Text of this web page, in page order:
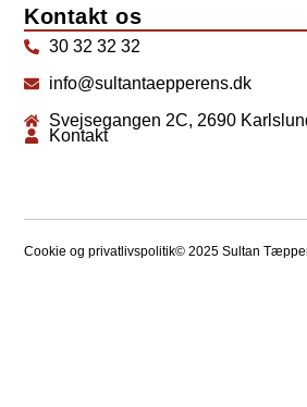
Kontakt os
30 32 32 32
info@sultantaepperens.dk
Svejsegangen 2C, 2690
Kontakt
Cookie og privatlivspolitik© 2025 Sultan